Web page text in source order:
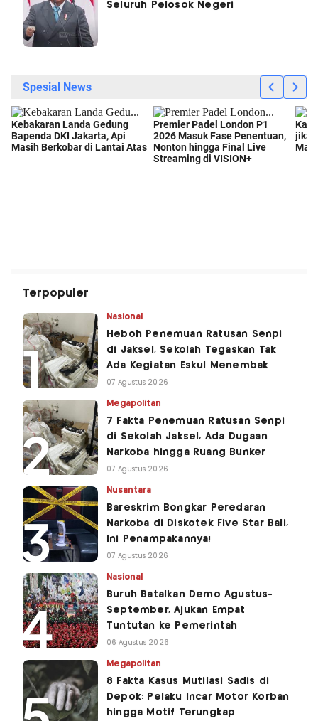
Seluruh Pelosok Negeri
Terpopuler
Nasional
Heboh Penemuan Ratusan Senpi
di Jaksel, Sekolah Tegaskan Tak
Ada Kegiatan Eskul Menembak
07 Agustus 2026
Megapolitan
7 Fakta Penemuan Ratusan Senpi
di Sekolah Jaksel, Ada Dugaan
Narkoba hingga Ruang Bunker
07 Agustus 2026
Nusantara
Bareskrim Bongkar Peredaran
Narkoba di Diskotek Five Star Bali,
Ini Penampakannya!
07 Agustus 2026
Nasional
Buruh Batalkan Demo Agustus-
September, Ajukan Empat
Tuntutan ke Pemerintah
06 Agustus 2026
Megapolitan
8 Fakta Kasus Mutilasi Sadis di
Depok: Pelaku Incar Motor Korban
hingga Motif Terungkap